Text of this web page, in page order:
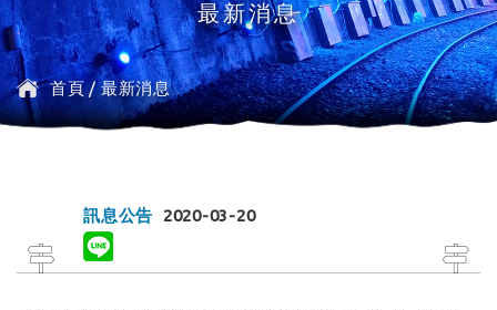
最新消息
首頁/最新消息
訊息公告 2020-03-20